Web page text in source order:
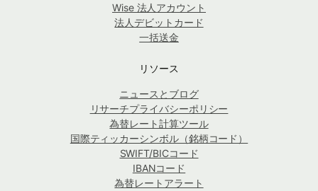
Wise 法人アカウント
法人デビットカード
一括送金
リソース
ニュースとブログ
リサーチプライバシーポリシー
為替レート計算ツール
国際ティッカーシンボル（銘柄コード）
SWIFT/BICコード
IBANコード
為替レートアラート